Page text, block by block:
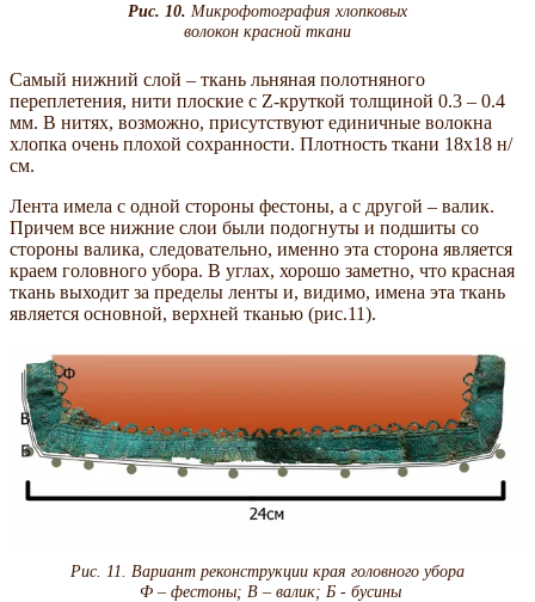
Рис. 10. Микрофотография хлопковых
волокон красной ткани
Самый нижний слой – ткань льняная полотняного
переплетения, нити плоские с Z-круткой толщиной 0.3 – 0.4
мм. В нитях, возможно, присутствуют единичные волокна
хлопка очень плохой сохранности. Плотность ткани 18х18 н/
см.
Лента имела с одной стороны фестоны, а с другой – валик.
Причем все нижние слои были подогнуты и подшиты со
стороны валика, следовательно, именно эта сторона является
краем головного убора. В углах, хорошо заметно, что красная
ткань выходит за пределы ленты и, видимо, имена эта ткань
является основной, верхней тканью (рис.11).
Рис. 11. Вариант реконструкции края головного убора
Ф – фестоны; В – валик; Б - бусины